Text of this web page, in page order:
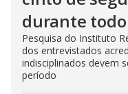
durante
Pesquisa do Instituto
dos entrevistados
indisciplinados devem
período